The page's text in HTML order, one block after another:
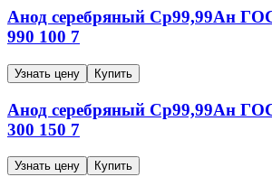
Анод серебряный Ср99,99Ан
990 100 7
Узнать цену Купить
Анод серебряный Ср99,99Ан
300 150 7
Узнать цену Купить